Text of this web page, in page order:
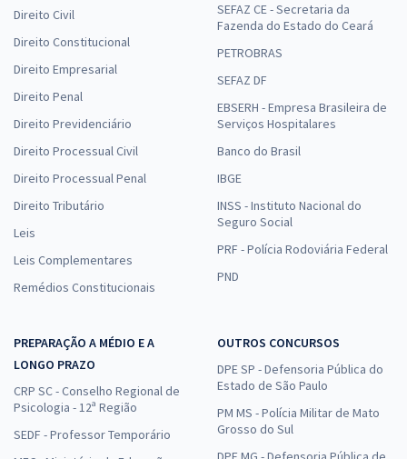
Direito Civil
Direito Constitucional
Direito Empresarial
Direito Penal
Direito Previdenciário
Direito Processual Civil
Direito Processual Penal
Direito Tributário
Leis
Leis Complementares
Remédios Constitucionais
SEFAZ CE - Secretaria da
Fazenda do Estado do Ceará
PETROBRAS
SEFAZ DF
EBSERH - Empresa Brasileira de
Serviços Hospitalares
Banco do Brasil
IBGE
INSS - Instituto Nacional do
Seguro Social
PRF - Polícia Rodoviária Federal
PND
PREPARAÇÃO A MÉDIO E A
LONGO PRAZO
CRP SC - Conselho Regional de
Psicologia - 12ª Região
SEDF - Professor Temporário
OUTROS CONCURSOS
DPE SP - Defensoria Pública do
Estado de São Paulo
PM MS - Polícia Militar de Mato
Grosso do Sul